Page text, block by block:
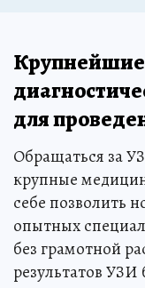
для
Обращаться за
крупные
себе позволить
опытных
без грамотной
результатов